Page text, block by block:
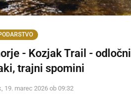
- Kozjak Trail - odločni
trajni spomini
19. marec 2026 ob 09:32